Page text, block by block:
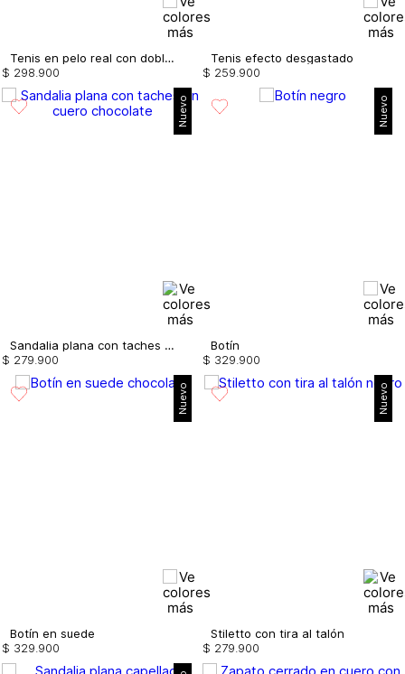
Tenis en pelo real con doble cordón
$ 298 900
Tenis efecto desgastado
$ 259 900
Nuevo
Sandalia plana con taches en cuero
$ 279.900
Nuevo
Botín
$ 329.900
Nuevo
Botín en suede
$ 329 900
Nuevo
Stiletto con tira al talón
$ 279 900